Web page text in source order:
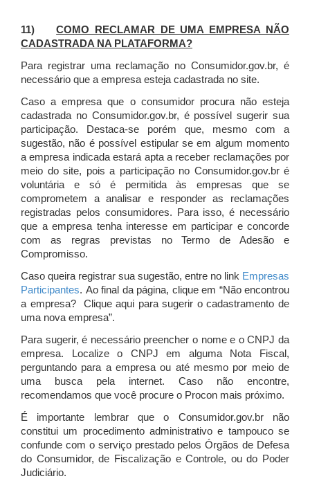
11)COMO RECLAMAR DE UMA EMPRESA NÃO
CADASTRADA NA PLATAFORMA?
Para registrar uma reclamação no Consumidor.gov.br, é
necessário que a empresa esteja cadastrada no site.
Caso a empresa que o consumidor procura não esteja
cadastrada no Consumidor.gov.br, é possível sugerir sua
participação. Destaca-se porém que, mesmo com a
sugestão, não é possível estipular se em algum momento
a empresa indicada estará apta a receber reclamações por
meio do site, pois a participação no Consumidor.gov.br é
voluntária e só é permitida às empresas que se
comprometem a analisar e responder as reclamações
registradas pelos consumidores. Para isso, é necessário
que a empresa tenha interesse em participar e concorde
com as regras previstas no Termo de Adesão e
Compromisso.
Caso queira registrar sua sugestão, entre no link Empresas
Participantes. Ao final da página, clique em “Não encontrou
a empresa? Clique aqui para sugerir o cadastramento de
uma nova empresa”.
Para sugerir, é necessário preencher o nome e o CNPJ da
empresa. Localize o CNPJ em alguma Nota Fiscal,
perguntando para a empresa ou até mesmo por meio de
uma busca pela internet. Caso não encontre,
recomendamos que você procure o Procon mais próximo.
É importante lembrar que o Consumidor.gov.br não
constitui um procedimento administrativo e tampouco se
confunde com o serviço prestado pelos Órgãos de Defesa
do Consumidor, de Fiscalização e Controle, ou do Poder
Judiciário.